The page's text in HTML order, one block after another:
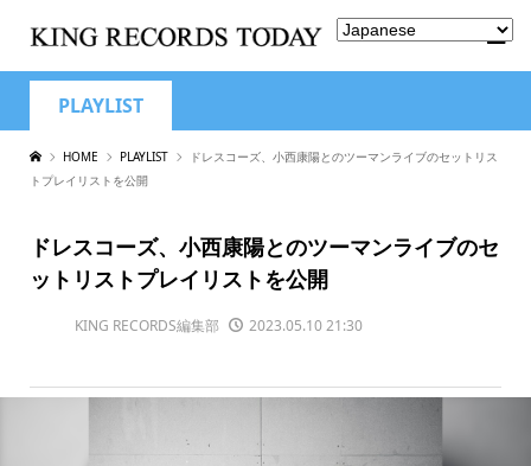
PLAYLIST
HOME PLAYLIST
ドレスコーズ、小西康陽とのツーマンライブのセットリス
トプレイリストを公開
ドレスコーズ、小西康陽とのツーマンライブのセ
ットリストプレイリストを公開
KING RECORDS編集部 2023.05.10 21:30